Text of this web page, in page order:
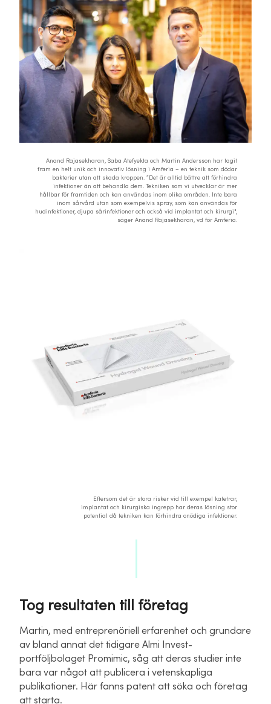
Anand Rajasekharan, Saba Atefyekta och Martin Andersson har tagit
fram en helt unik och innovativ lösning i Amferia – en teknik som dödar
bakterier utan att skada kroppen. “Det är alltid bättre att förhindra
infektioner än att behandla dem. Tekniken som vi utvecklar är mer
hållbar för framtiden och kan användas inom olika områden. Inte bara
inom sårvård utan som exempelvis spray, som kan användas för
hudinfektioner, djupa sårinfektioner och också vid implantat och kirurgi",
säger Anand Rajasekharan, vd för Amferia.
Eftersom det är stora risker vid till exempel katetrar,
implantat och kirurgiska ingrepp har deras lösning stor
potential då tekniken kan förhindra onödiga infektioner.
Tog resultaten till företag
Martin, med entreprenöriell erfarenhet och grundare
av bland annat det tidigare Almi Invest-
portföljbolaget Promimic, såg att deras studier inte
bara var något att publicera i vetenskapliga
publikationer. Här fanns patent att söka och företag
att starta.